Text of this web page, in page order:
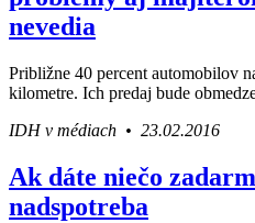
nevedia
Približne 40 percent automobilov
kilometre. Ich predaj bude
IDH v médiach • 23.02.2016
Ak dáte niečo
nadspotreba